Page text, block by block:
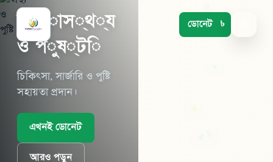
৳
৳
ডোনেট
স্ াস্থ্য
ও পুষ্টি
চিকিৎসা, সার্জারি ও পুষ্টি
সহায়তা প্রদান।
এখনই ডোনেট
আরও পড়ুন